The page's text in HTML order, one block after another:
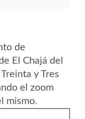
de
El Chajá del
y Tres
el zoom
mismo.